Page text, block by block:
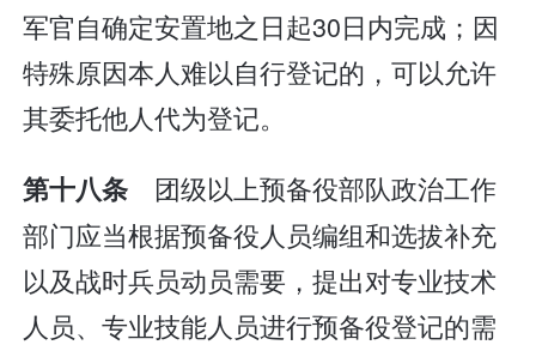
军官自确定安置地之日起30日内完成；因
特殊原因本人难以自行登记的，可以允许
其委托他人代为登记。
第十八条 团级以上预备役部队政治工作
部门应当根据预备役人员编组和选拔补充
以及战时兵员动员需要，提出对专业技术
人员、专业技能人员进行预备役登记的需